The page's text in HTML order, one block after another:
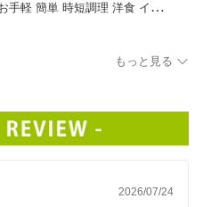
手軽 簡単 時短調理 洋食 イタリ
済み 野菜ミックス お芋スープ
もっと見る
2026/07/24